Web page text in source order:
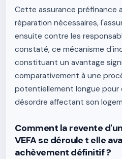
Cette assurance préfinance
réparation nécessaires,
ensuite contre les
constaté, ce mécanisme
constituant un avantage
comparativement à une
potentiellement longue pour
désordre affectant son
Comment la revente
VEFA se déroule t elle
achèvement définitif ?